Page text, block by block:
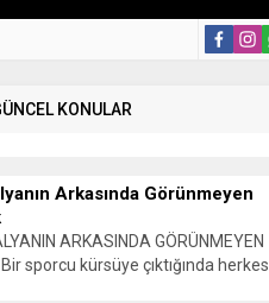
KONULAR
Arkasında Görünmeyen
ARKASINDA GÖRÜNMEYEN
Bir sporcu kürsüye çıktığında herkes